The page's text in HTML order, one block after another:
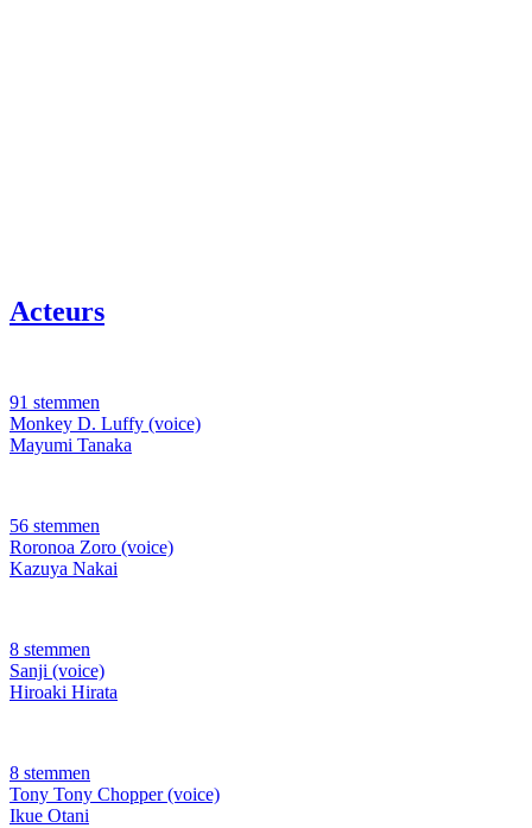
Acteurs
91 stemmen
Monkey D. Luffy (voice)
Mayumi Tanaka
56 stemmen
Roronoa Zoro (voice)
Kazuya Nakai
8 stemmen
Sanji (voice)
Hiroaki Hirata
8 stemmen
Tony Tony Chopper (voice)
Ikue Otani